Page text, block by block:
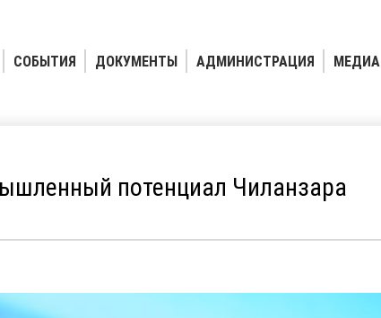
СОБЫТИЯ ДОКУМЕНТЫ АДМИНИСТРАЦИЯ МЕДИА
потенциал Чиланзара